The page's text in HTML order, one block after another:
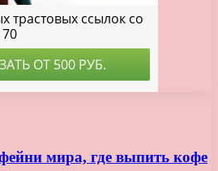
мира, где выпить кофе